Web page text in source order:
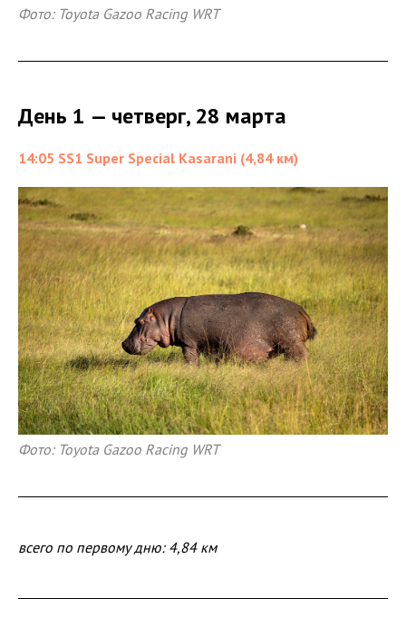
Фото: Toyota Gazoo Racing WRT
День 1 — четверг, 28 марта
14:05 SS1 Super Special Kasarani (4,84 км)
Фото: Toyota Gazoo Racing WRT
всего по первому дню: 4,84 км